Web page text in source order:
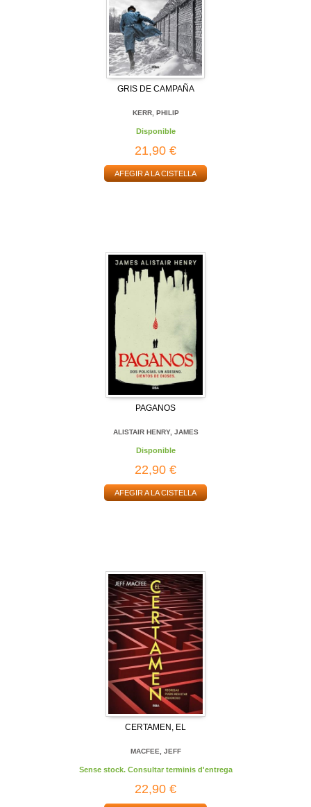
GRIS DE CAMPAÑA
KERR, PHILIP
Disponible
21,90 €
AFEGIR A LA CISTELLA
PAGANOS
ALISTAIR HENRY, JAMES
Disponible
22,90 €
AFEGIR A LA CISTELLA
CERTAMEN, EL
MACFEE, JEFF
Sense stock. Consultar terminis d'entrega
22,90 €